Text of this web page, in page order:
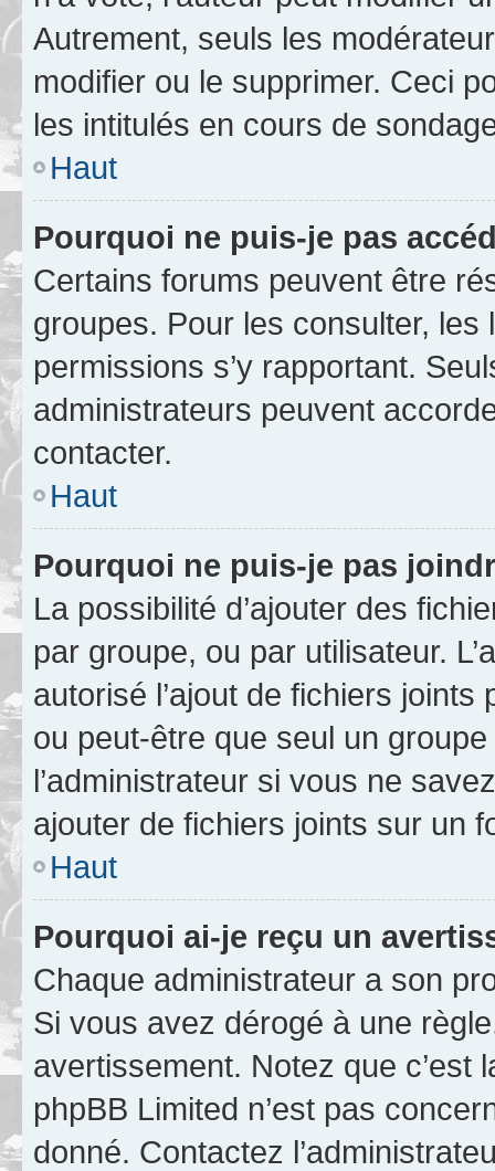
Autrement, seuls les
modifier ou le supprimer. Ceci
les intitulés en cours de
Haut
Pourquoi ne puis-je pas
Certains forums peuvent être
groupes. Pour les consulter,
permissions s’y rapportant.
administrateurs peuvent
contacter.
Haut
Pourquoi ne puis-je pas
La possibilité d’ajouter des
par groupe, ou par utilisateur.
autorisé l’ajout de fichiers
ou peut-être que seul un
l’administrateur si vous ne
ajouter de fichiers joints sur un
Haut
Pourquoi ai-je reçu un
Chaque administrateur a son
Si vous avez dérogé à une
avertissement. Notez que c’est
phpBB Limited n’est pas
donné. Contactez